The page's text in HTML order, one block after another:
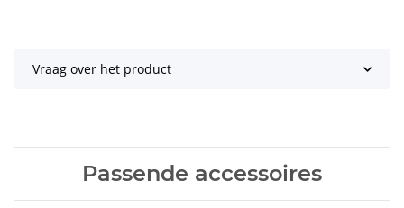
Vraag over het product
Passende accessoires